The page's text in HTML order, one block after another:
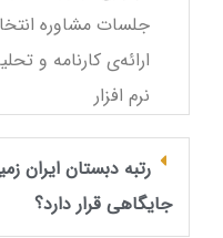
جلسات مشاوره
ارائه‌ی کارنامه و
نرم‌ افزار
رتبه دبستان ایران
جایگاهی قرار دارد؟